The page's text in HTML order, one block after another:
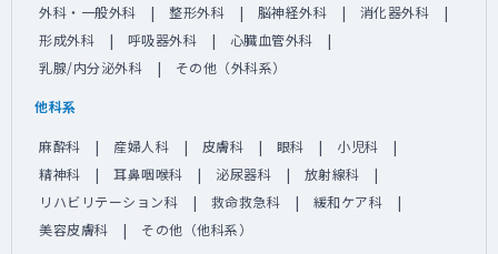
外科・一般外科 整形外科 脳神経外科
消化器外科
形成外科
呼吸器外科
心臓血管外科
乳腺/内分泌外科
その他（外科系）
他科系
麻酔科 産婦人科 皮膚科 眼科
小児科
精神科
耳鼻咽喉科 泌尿器科
放射線科
リハビリテーション科
救命救急科
緩和ケア科
美容皮膚科
その他（他科系）